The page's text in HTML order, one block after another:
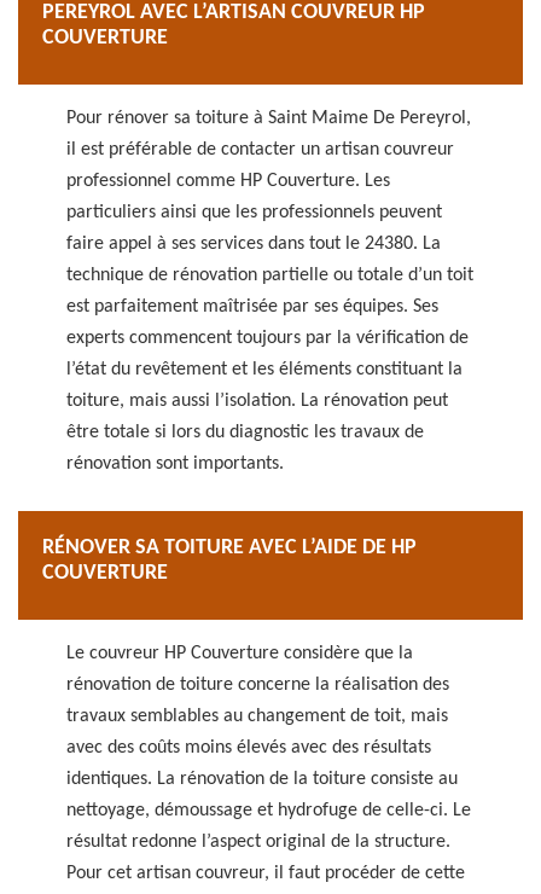
PEREYROL AVEC L’ARTISAN COUVREUR HP
COUVERTURE
Pour rénover sa toiture à Saint Maime De Pereyrol,
il est préférable de contacter un artisan couvreur
professionnel comme HP Couverture. Les
particuliers ainsi que les professionnels peuvent
faire appel à ses services dans tout le 24380. La
technique de rénovation partielle ou totale d’un toit
est parfaitement maîtrisée par ses équipes. Ses
experts commencent toujours par la vérification de
l’état du revêtement et les éléments constituant la
toiture, mais aussi l’isolation. La rénovation peut
être totale si lors du diagnostic les travaux de
rénovation sont importants.
RÉNOVER SA TOITURE AVEC L’AIDE DE HP
COUVERTURE
Le couvreur HP Couverture considère que la
rénovation de toiture concerne la réalisation des
travaux semblables au changement de toit, mais
avec des coûts moins élevés avec des résultats
identiques. La rénovation de la toiture consiste au
nettoyage, démoussage et hydrofuge de celle-ci. Le
résultat redonne l’aspect original de la structure.
Pour cet artisan couvreur, il faut procéder de cette